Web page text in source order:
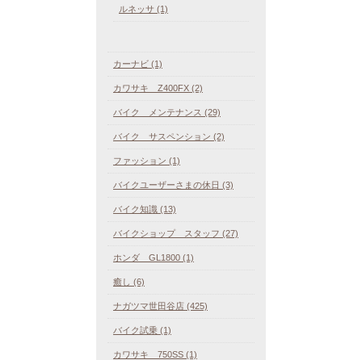
ルネッサ (1)
カーナビ (1)
カワサキ Z400FX (2)
バイク メンテナンス (29)
バイク サスペンション (2)
ファッション (1)
バイクユーザーさまの休日 (3)
バイク知識 (13)
バイクショップ スタッフ (27)
ホンダ GL1800 (1)
癒し (6)
ナガツマ世田谷店 (425)
バイク試乗 (1)
カワサキ 750SS (1)